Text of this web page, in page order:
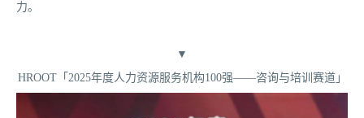
力。
▼
HROOT「2025年度人力资源服务机构100强——咨询与培训赛道」